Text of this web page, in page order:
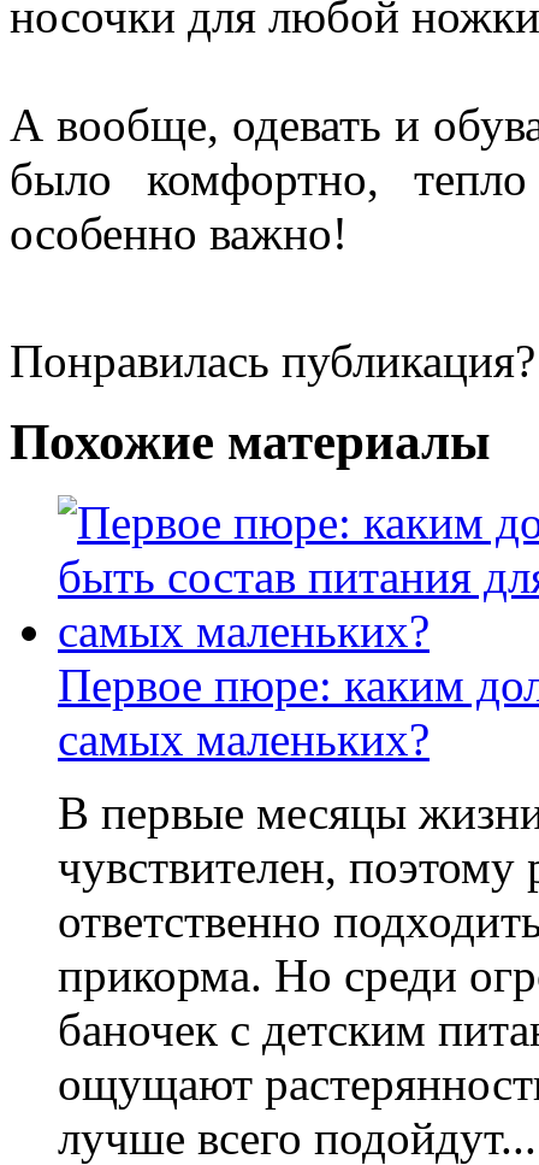
носочки для любой
А вообще, одевать и
было комфортно,
особенно важно!
Понравилась
Похожие материалы
Первое пюре: каким
самых маленьких?
В первые месяцы
чувствителен,
ответственно
прикорма. Но среди
баночек с детским
ощущают
лучше всего подойдут...